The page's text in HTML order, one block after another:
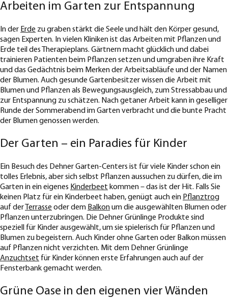
Arbeiten im Garten zur Entspannung
In der Erde zu graben stärkt die Seele und hält den Körper gesund,
sagen Experten. In vielen Kliniken ist das Arbeiten mit Pflanzen und
Erde teil des Therapieplans. Gärtnern macht glücklich und dabei
trainieren Patienten beim Pflanzen setzen und umgraben ihre Kraft
und das Gedächtnis beim Merken der Arbeitsabläufe und der Namen
der Blumen. Auch gesunde Gartenbesitzer wissen die Arbeit mit
Blumen und Pflanzen als Bewegungsausgleich, zum Stressabbau und
zur Entspannung zu schätzen. Nach getaner Arbeit kann in geselliger
Runde der Sommerabend im Garten verbracht und die bunte Pracht
der Blumen genossen werden.
Der Garten – ein Paradies für Kinder
Ein Besuch des Dehner Garten-Centers ist für viele Kinder schon ein
tolles Erlebnis, aber sich selbst Pflanzen aussuchen zu dürfen, die im
Garten in ein eigenes Kinderbeet kommen – das ist der Hit. Falls Sie
keinen Platz für ein Kinderbeet haben, genügt auch ein Pflanztrog
auf der Terrasse oder dem Balkonum die ausgewählten Blumen oder
Pflanzen unterzubringen. Die Dehner Grünlinge Produkte sind
speziell für Kinder ausgewählt, um sie spielerisch für Pflanzen und
Blumen zu begeistern. Auch Kinder ohne Garten oder Balkon müssen
auf Pflanzen nicht verzichten. Mit dem Dehner Grünlinge
Anzuchtset für Kinder können erste Erfahrungen auch auf der
Fensterbank gemacht werden.
Grüne Oase in den eigenen vier Wänden